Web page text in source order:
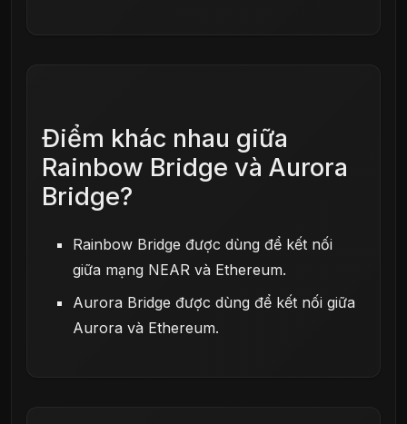
Điểm khác nhau giữa
Rainbow Bridge và Aurora
Bridge?
Rainbow Bridge được dùng để kết nối
giữa mạng NEAR và Ethereum.
Aurora Bridge được dùng để kết nối giữa
Aurora và Ethereum.